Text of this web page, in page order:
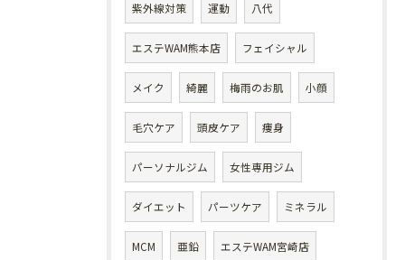
紫外線対策 運動 八代
エステWAM熊本店 フェイシャル
メイク 綺麗 梅雨のお肌 小顔
毛穴ケア 頭皮ケア 痩身
パーソナルジム 女性専用ジム
ダイエット パーツケア ミネラル
MCM 亜鉛 エステWAM宮崎店